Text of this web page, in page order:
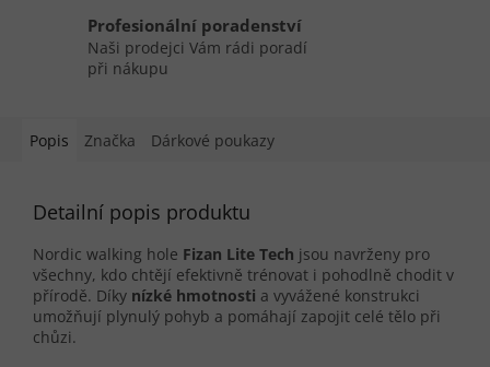
Profesionální poradenství
Naši prodejci Vám rádi poradí
při nákupu
Popis Značka Dárkové poukazy
Detailní popis produktu
Nordic walking hole Fizan Lite Tech jsou navrženy pro
všechny, kdo chtějí efektivně trénovat i pohodlně chodit v
přírodě. Díky nízké hmotnosti a vyvážené konstrukci
umožňují plynulý pohyb a pomáhají zapojit celé tělo při
chůzi.